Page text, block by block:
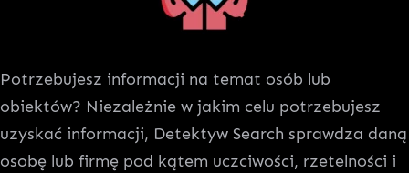
Potrzebujesz informacji na temat osób lub
obiektów? Niezależnie w jakim celu potrzebujesz
uzyskać informacji, Detektyw Search sprawdza daną
osobę lub firmę pod kątem uczciwości, rzetelności i